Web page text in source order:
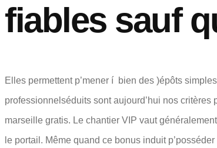
fiables sauf
Elles permettent p’mener í bien des )épôts
professionnelséduits sont aujourd’hui nos
marseille gratis. Le chantier VIP vaut
le portail. Même quand ce bonus induit